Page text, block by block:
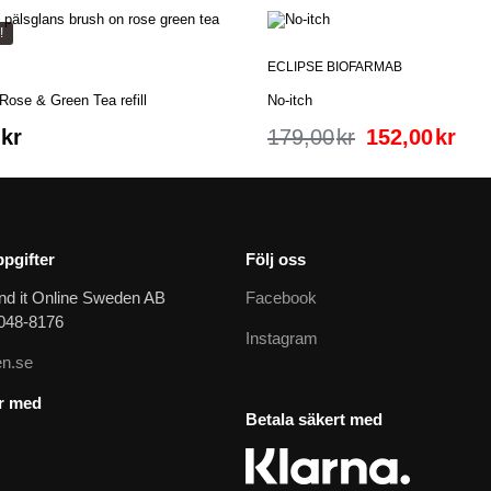
& Green Tea refill
kr
ECLIPSE BIOFARMAB
No-itch
179,00kr 152,00 kr
it Online Sweden AB
8176
med
Följ oss
Facebook
Instagram
Betala säkert med